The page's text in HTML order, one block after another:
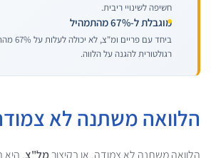
חשיפה לשינויי ריבית.
מוגבלת ל-67% מהתמהיל
ביחד עם
רגולטורית להגנה על הלווה.
הלוואה משתנה לא
הלוואה משתנה לא צמודה, או בקיצורמל"צ, היא